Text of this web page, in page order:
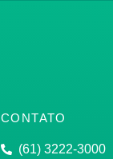
CONTATO
(61) 3222-3000